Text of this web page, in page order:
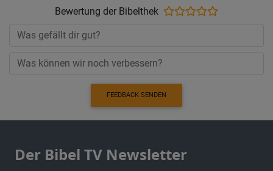
Bewertung der Bibelthek
FEEDBACK SENDEN
Der Bibel TV Newsletter